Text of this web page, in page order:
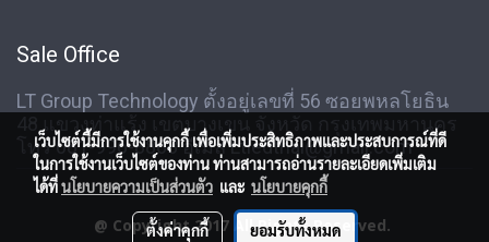
Sale Office
LT Group Technology ตั้งอยู่เลขที่ 56 ซอยพหลโยธิน
48 แขวงท่าแร้ง เขตบางเขน จังหวัด กรุงเทพมหานคร
โทร 081-996-8868 อีเมล์ Ltledthai@gmail.com
@ Copyright 2017 All Rights Reserved.
เว็บไซต์นี้มีการใช้งานคุกกี้ เพื่อเพิ่มประสิทธิภาพและประสบการณ์ที่ดี
ในการใช้งานเว็บไซต์ของท่าน ท่านสามารถอ่านรายละเอียดเพิ่มเติม
ได้ที่นโยบายความเป็นส่วนตัว และ นโยบายคุกกี้
ตั้งค่าคุกกี้ ยอมรับทั้งหมด